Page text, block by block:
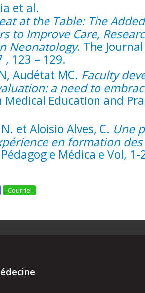
et al.
at the Table: The
to Improve Care,
Neonatology. The
, 123 – 129.
Audétat MC. Faculty
a need to
Medical Education and
et Aloisio Alves, C. Une
en formation
Médicale Vol, 1-
Courriel